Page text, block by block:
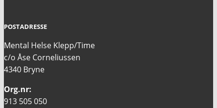
POSTADRESSE
Mental Helse Klepp/Time
c/o Åse Corneliussen
4340 Bryne
Org.nr:
913 505 050